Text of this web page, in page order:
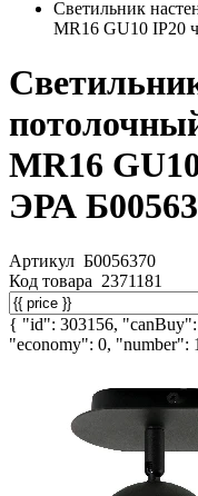
Светильник
MR16 GU10 IP20
MR16
ЭРА
Артикул Б0056370
Код товара 2371181
{ "id": 303156,
"economy": 0,